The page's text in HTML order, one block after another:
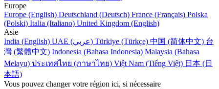
Europe
Europe (English) Deutschland (Deutsch) France (Français) Polska
(Polski) Italia (Italiano) United Kingdom (English)
Asie
India (English)
UAE (عربي) Türkiye (Türkçe) 中国 (简体中文) 台
灣 (繁體中文) Indonesia (Bahasa Indonesia) Malaysia (Bahasa
Melayu) ประเทศไทย (ภาษาไทย) Việt Nam (Tiếng Việt) 日本 (日
本語)
Vous pouvez changer votre région ici, si nécessaire